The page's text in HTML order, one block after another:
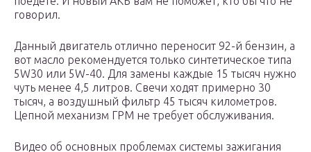
говорил.
Данный двигатель отлично переносит 92-й бензин, а
вот масло рекомендуется только синтетическое типа
5W30 или 5W-40. Для замены каждые 15 тысяч нужно
чуть менее 4,5 литров. Свечи ходят примерно 30
тысяч, а воздушный фильтр 45 тысяч километров.
Цепной механизм ГРМ не требует обслуживания.
Видео об основных проблемах системы зажигания